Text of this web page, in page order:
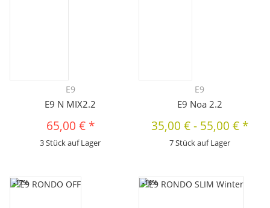
E9
E9 N MIX2.2
65,00 € *
3 Stück auf Lager
E9
E9 Noa 2.2
35,00 €- 55,00 € *
7 Stück auf Lager
-17% -16%